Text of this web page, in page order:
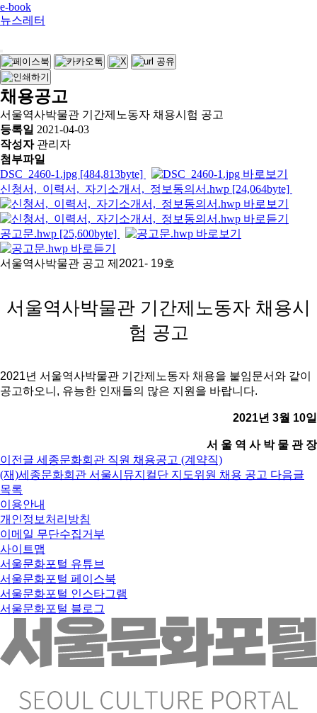
e-book
뉴스레터
채용공고
서울역사박물관 기간제노동자 채용시험 공고
등록일 2021-04-03
작성자 관리자
첨부파일
DSC_2460-1.jpg [484,813byte]
신청서,_이력서,_자기소개서,_정보동의서.hwp [24,064byte]
공고문.hwp [25,600byte]
서울역사박물관 공고 제2021- 19호
서울역사박물관 기간제노동자 채용시
험 공고
2021년 서울역사박물관 기간제노동자 채용을 붙임문서와 같이
공고하오니, 유능한 인재들의 많은 지원을 바랍니다.
2021년 3월 10일
서 울 역 사 박 물 관 장
이전글 세종문화회관 직원 채용공고 (계약직)
(재)세종문화회관 서울시뮤지컬단 지도위원 채용 공고 다음글
목록
이용안내
개인정보처리방침
이메일 무단수집거부
사이트맵
서울문화포털 유튜브
서울문화포털 페이스북
서울문화포털 인스타그램
서울문화포털 블로그